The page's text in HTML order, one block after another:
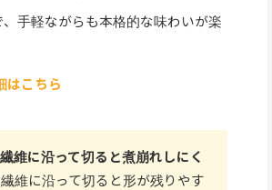
手軽ながらも本格的な味わいが楽
はこちら
維に沿って切ると煮崩れしにく
維に沿って切ると形が残りやす